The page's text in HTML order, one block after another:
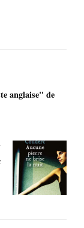
anglaise" de